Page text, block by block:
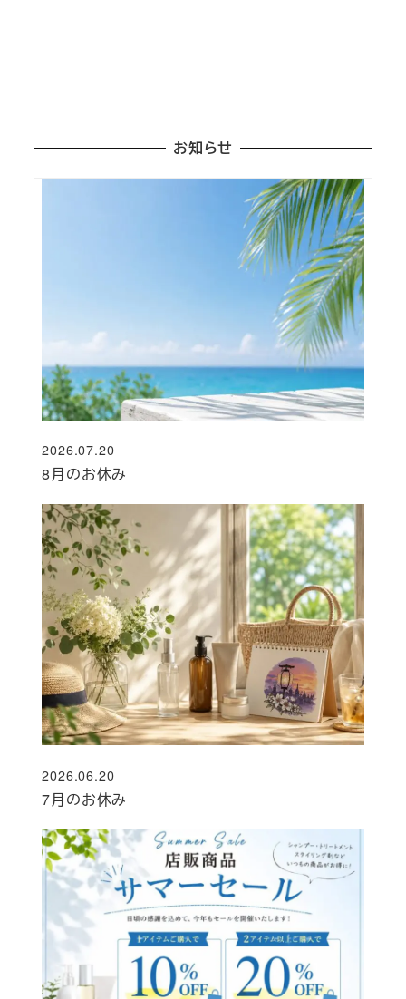
お知らせ
8月のお休み
投稿日
2026.07.20
7月のお休み
投稿日
2026.06.20